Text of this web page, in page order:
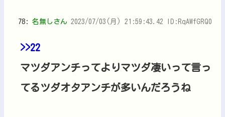
78: 名無しさん 2023/07/03(月) 21:59:43.42 ID:RqAWfGRQ0
>>22
マツダアンチってよりマツダ凄いって言っ
てるツダオタアンチが多いんだろうね